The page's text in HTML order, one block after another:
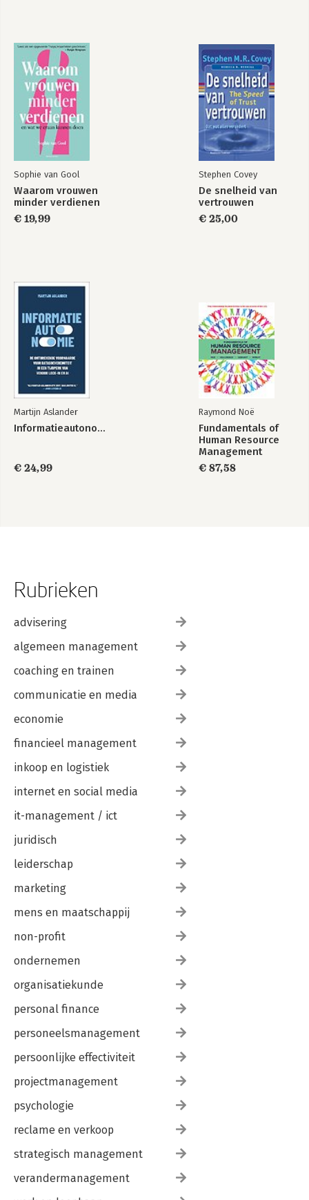
Sophie van Gool
Waarom vrouwen
minder verdienen
€ 19,99
Stephen Covey
De snelheid van
vertrouwen
€ 25,00
Martijn Aslander
Informatieautonomie
€ 24,99
Raymond Noë
Fundamentals of
Human Resource
Management
€ 87,58
Rubrieken
advisering
algemeen management
coaching en trainen
communicatie en media
economie
financieel management
inkoop en logistiek
internet en social media
it-management / ict
juridisch
leiderschap
marketing
mens en maatschappij
non-profit
ondernemen
organisatiekunde
personal finance
personeelsmanagement
persoonlijke effectiviteit
projectmanagement
psychologie
reclame en verkoop
strategisch management
verandermanagement